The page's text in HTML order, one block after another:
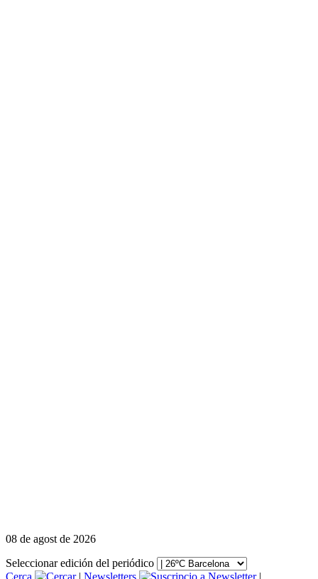
08 de agost de 2026
Seleccionar edición del periódico
Cerca
| Newsletters
|